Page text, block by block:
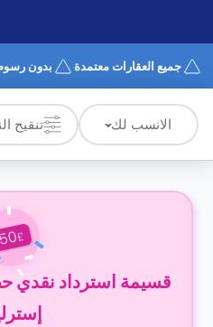
كيف
تعمل؟
الأسئلة
الشائعة
جميع العقارات معتمدة بدون
الانسب لك تنقيح
£